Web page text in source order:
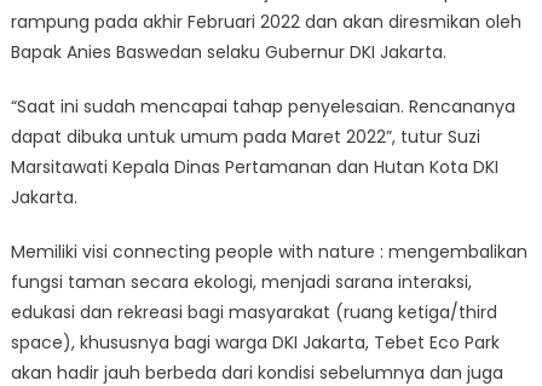
rampung pada akhir Februari 2022 dan akan diresmikan oleh
Bapak Anies Baswedan selaku Gubernur DKI Jakarta.
“Saat ini sudah mencapai tahap penyelesaian. Rencananya
dapat dibuka untuk umum pada Maret 2022”, tutur Suzi
Marsitawati Kepala Dinas Pertamanan dan Hutan Kota DKI
Jakarta.
Memiliki visi connecting people with nature : mengembalikan
fungsi taman secara ekologi, menjadi sarana interaksi,
edukasi dan rekreasi bagi masyarakat (ruang ketiga/third
space), khususnya bagi warga DKI Jakarta, Tebet Eco Park
akan hadir jauh berbeda dari kondisi sebelumnya dan juga